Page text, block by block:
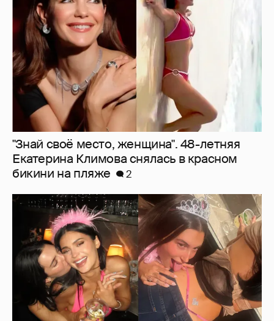
"Знай своё место, женщина". 48-летняя
Екатерина Климова снялась в красном
бикини на пляже
2